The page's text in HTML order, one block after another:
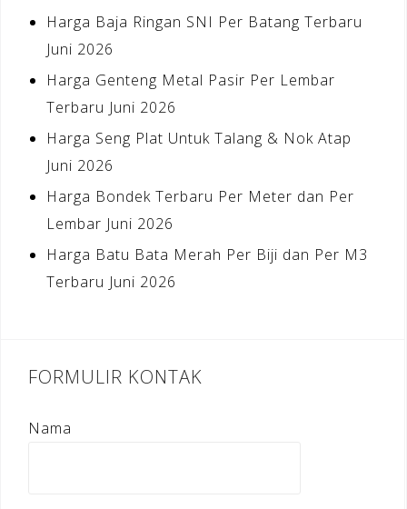
Harga Baja Ringan SNI Per Batang Terbaru
Juni 2026
Harga Genteng Metal Pasir Per Lembar
Terbaru Juni 2026
Harga Seng Plat Untuk Talang & Nok Atap
Juni 2026
Harga Bondek Terbaru Per Meter dan Per
Lembar Juni 2026
Harga Batu Bata Merah Per Biji dan Per M3
Terbaru Juni 2026
FORMULIR KONTAK
Nama